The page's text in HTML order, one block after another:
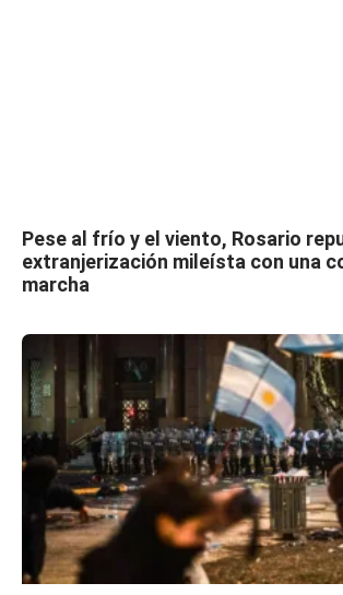
Pese al frío y el viento, Rosario
extranjerización mileísta con una
marcha